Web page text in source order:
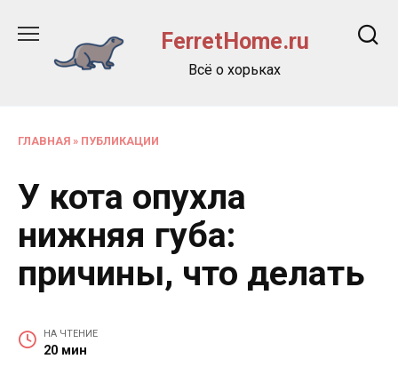
содержанию
FerretHome.ru
Всё о хорьках
ГЛАВНАЯ » ПУБЛИКАЦИИ
У кота опухла
нижняя губа:
причины, что делать
НА ЧТЕНИЕ
20 мин